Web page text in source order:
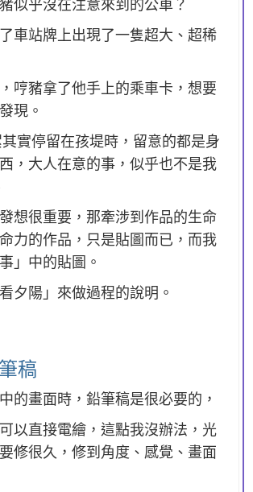
車站牌上出現了一隻超大、超稀
哼豬拿了他手上的乘車卡，想要
現。
實停留在孩堤時，留意的都是身
，大人在意的事，似乎也不是我
想很重要，那牽涉到作品的生命
力的作品，只是貼圖而已，而我
」中的貼圖。
夕陽」來做過程的說明。
稿
的畫面時，鉛筆稿是很必要的，
以直接電繪，這點我沒辦法，光
修很久，修到角度、感覺、畫面